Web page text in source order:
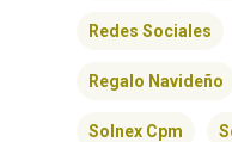
Redes Sociales
Regalo Navideño
Solnex Cpm